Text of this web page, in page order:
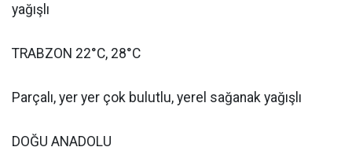
yağışlı
TRABZON 22°C, 28°C
Parçalı, yer yer çok bulutlu, yerel sağanak yağışlı
DOĞU ANADOLU